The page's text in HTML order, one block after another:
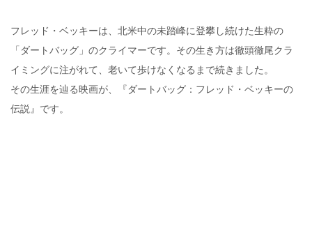
フレッド・ベッキーは、北米中の未踏峰に登攀し続けた生粋の
「ダートバッグ」のクライマーです。その生き方は徹頭徹尾クラ
イミングに注がれて、老いて歩けなくなるまで続きました。
その生涯を辿る映画が、『ダートバッグ：フレッド・ベッキーの
伝説』です。